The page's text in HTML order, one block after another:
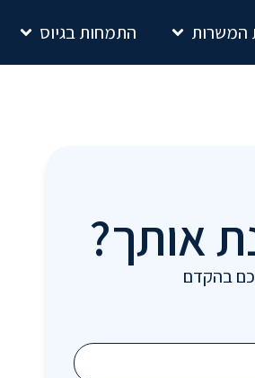
המשרות התמחות בגיוס
אותך?
בהקדם